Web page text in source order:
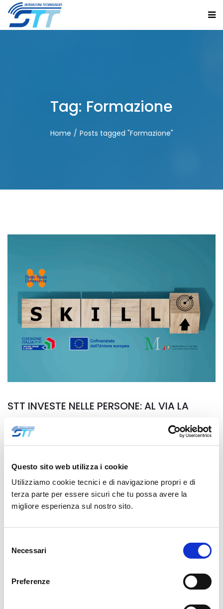
Questo sito web utilizza i cookie
Utilizziamo cookie tecnici e di navigazione propri e di
terza parte per essere sicuri che tu possa avere la
migliore esperienza sul nostro sito.
delNecessari
Preferenze
Tag: Formazione
Home Posts tagged "Formazione"
STT INVESTE NELLE PERSONE: AL VIA LA
PARTECIPAZIONE AL FONDO NUOVE
COMPETENZE
3 Novembre 2025
STT continua a investire nel valore più importante dell’azienda: le
proprie persone. Grazie alla partecipazione al Fondo Nuove
Competenze, l’azienda avvia un percorso di crescita volto a
favoriscono l’innovazione e la collaborazione. Il Fondo nuove…
LEGGI TUTTO